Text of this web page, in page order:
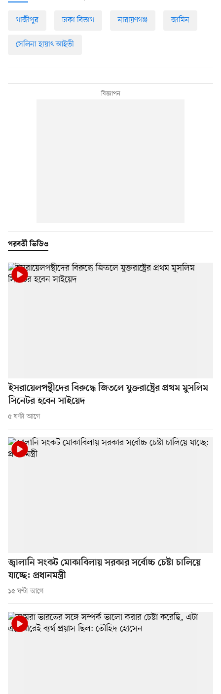
গাজীপুর ঢাকা বিভাগ নারায়ণগঞ্জ জামিন
সেলিনা হায়াৎ আইভী
পরবর্তী ভিডিও
ইসরায়েলপন্থীদের বিরুদ্ধে জিতলে যুক্তরাষ্ট্রের প্রথম মুসলিম
সিনেটর হবেন সাইয়েদ
৫ ঘণ্টা আগে
জ্বালানি সংকট মোকাবিলায় সরকার সর্বোচ্চ চেষ্টা চালিয়ে
যাচ্ছে: প্রধানমন্ত্রী
১৫ ঘণ্টা আগে